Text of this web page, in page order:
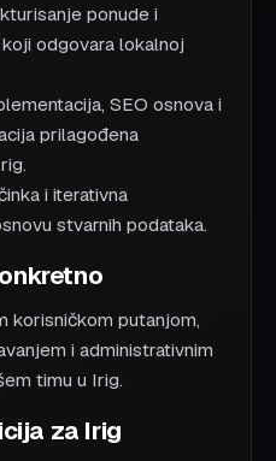
ponude i
odgovara lokalnoj
SEO osnova i
prilagođena
i iterativna
stvarnih podataka.
korisničkom putanjom,
i administrativnim
timu u Irig.
za Irig